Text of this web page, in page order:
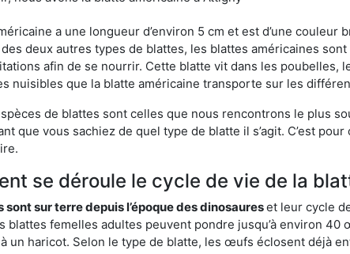
a une longueur d’environ 5 cm et est d’une
des deux autres types de blattes, les blattes américaines
afin de se nourrir. Cette blatte vit dans les poubelles,
nuisibles que la blatte américaine transporte sur les
de blattes sont celles que nous rencontrons le plus
que vous sachiez de quel type de blatte il s’agit. C’est
se déroule le cycle de vie de la
sont sur terre depuis l’époque des dinosaureset leur cycle
blattes femelles adultes peuvent pondre jusqu’à environ
un haricot. Selon le type de blatte, les œufs éclosent déjà